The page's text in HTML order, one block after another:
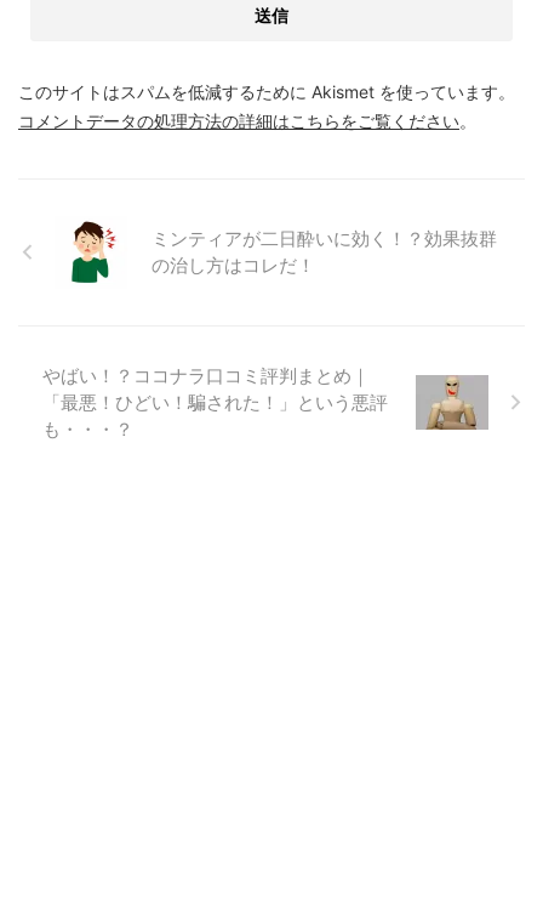
このサイトはスパムを低減するために Akismet を使っています。
コメントデータの処理方法の詳細はこちらをご覧ください。
ミンティアが二日酔いに効く！？効果抜群
の治し方はコレだ！
やばい！？ココナラ口コミ評判まとめ｜
「最悪！ひどい！騙された！」という悪評
も・・・？